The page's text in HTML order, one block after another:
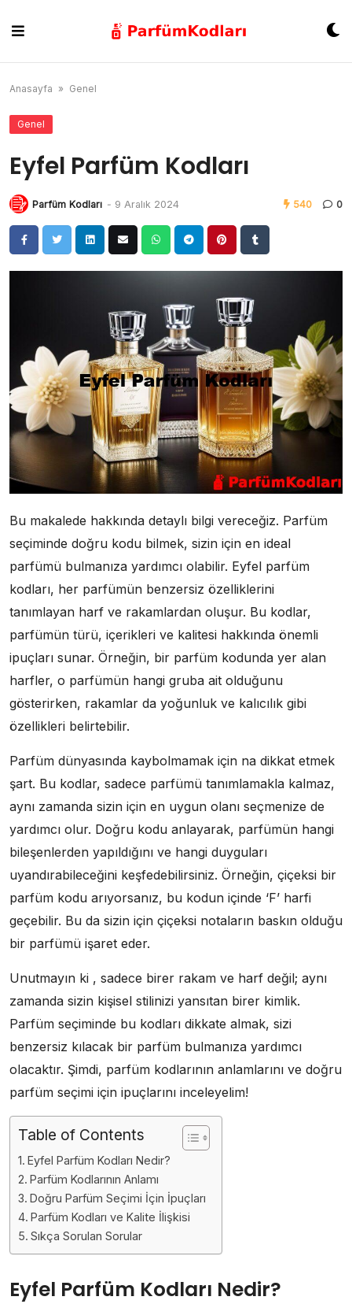
content
Anasayfa » Genel
Genel
Eyfel Parfüm Kodları
Parfüm Kodları - 9 Aralık 2024 540 0
Bu makalede hakkında detaylı bilgi vereceğiz. Parfüm
seçiminde doğru kodu bilmek, sizin için en ideal
parfümü bulmanıza yardımcı olabilir. Eyfel parfüm
kodları, her parfümün benzersiz özelliklerini
tanımlayan harf ve rakamlardan oluşur. Bu kodlar,
parfümün türü, içerikleri ve kalitesi hakkında önemli
ipuçları sunar. Örneğin, bir parfüm kodunda yer alan
harfler, o parfümün hangi gruba ait olduğunu
gösterirken, rakamlar da yoğunluk ve kalıcılık gibi
özellikleri belirtebilir.
Parfüm dünyasında kaybolmamak için na dikkat etmek
şart. Bu kodlar, sadece parfümü tanımlamakla kalmaz,
aynı zamanda sizin için en uygun olanı seçmenize de
yardımcı olur. Doğru kodu anlayarak, parfümün hangi
bileşenlerden yapıldığını ve hangi duyguları
uyandırabileceğini keşfedebilirsiniz. Örneğin, çiçeksi bir
parfüm kodu arıyorsanız, bu kodun içinde ‘F’ harfi
geçebilir. Bu da sizin için çiçeksi notaların baskın olduğu
bir parfümü işaret eder.
Unutmayın ki , sadece birer rakam ve harf değil; aynı
zamanda sizin kişisel stilinizi yansıtan birer kimlik.
Parfüm seçiminde bu kodları dikkate almak, sizi
benzersiz kılacak bir parfüm bulmanıza yardımcı
olacaktır. Şimdi, parfüm kodlarının anlamlarını ve doğru
parfüm seçimi için ipuçlarını inceleyelim!
Table of Contents
Eyfel Parfüm Kodları Nedir?
Parfüm Kodlarının Anlamı
Doğru Parfüm Seçimi İçin İpuçları
Parfüm Kodları ve Kalite İlişkisi
Sıkça Sorulan Sorular
Eyfel Parfüm Kodları Nedir?